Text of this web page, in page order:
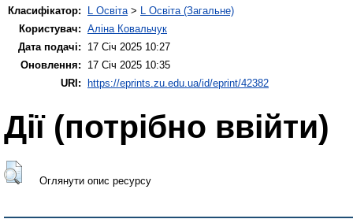
Класифікатор:
L Освіта> L Освіта (Загальне)
Користувач: Аліна Ковальчук
Дата подачі:
17 Січ 2025 10:27
Оновлення:
17 Січ 2025 10:35
URI:
https://eprints.zu.edu.ua/id/eprint/42382
Дії ​​(потрібно ввійти)
Оглянути опис ресурсу